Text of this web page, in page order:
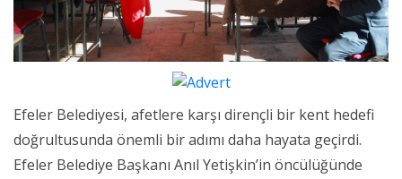
Efeler Belediyesi, afetlere karşı dirençli bir kent hedefi
doğrultusunda önemli bir adımı daha hayata geçirdi.
Efeler Belediye Başkanı Anıl Yetişkin’in öncülüğünde